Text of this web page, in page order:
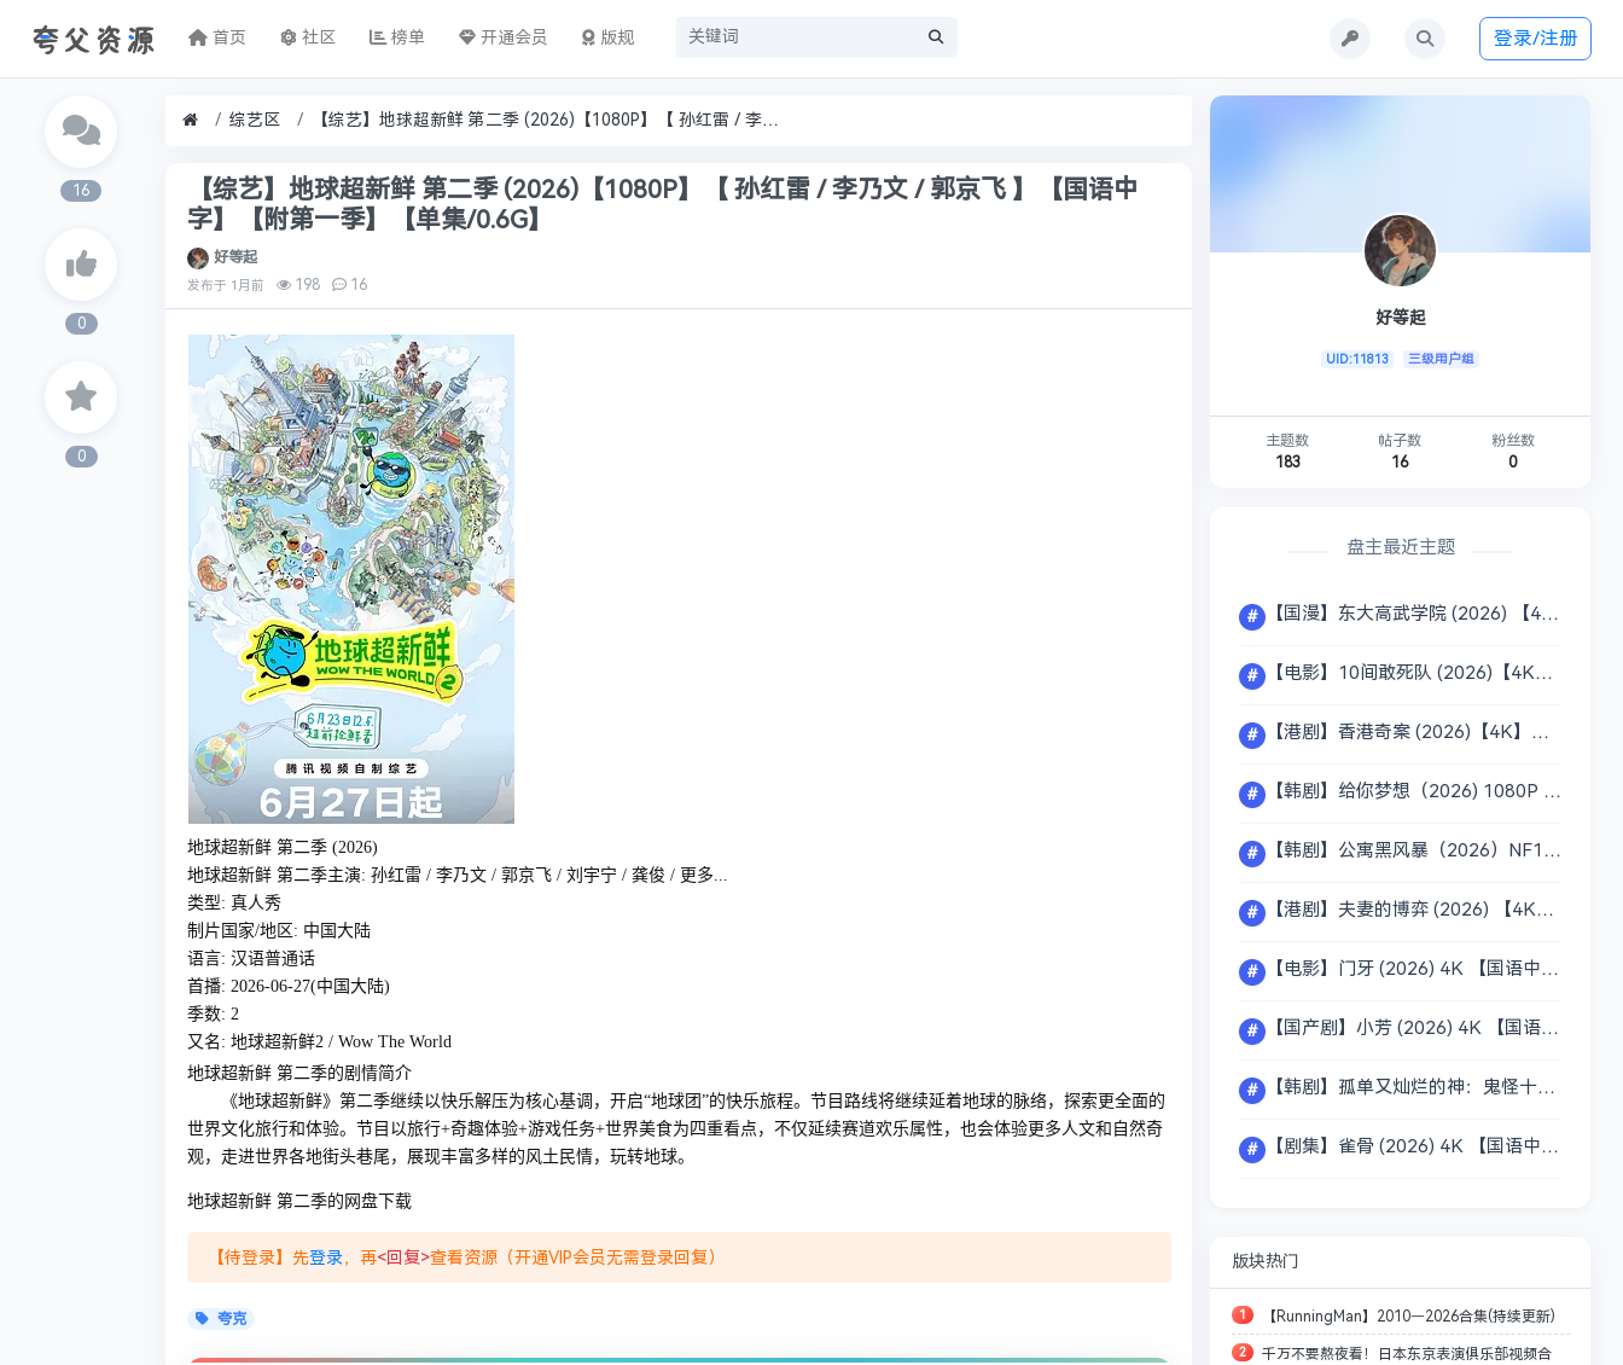
首页 社区 榜单 开通会员 版规 登录/注册
16
0
0
综艺区 【综艺】地球超新鲜 第二季 (2026)【1080P】【 孙红雷 / 李乃文 / 郭京飞 】【国语中字】【附第一季】【单集/0.6G】
【综艺】地球超新鲜 第二季 (2026)【1080P】【 孙红雷 / 李乃文 / 郭京飞 】【国语中
字】【附第一季】【单集/0.6G】
好等起
发布于 1月前 198 16
地球超新鲜 第二季 (2026)
地球超新鲜 第二季主演: 孙红雷 / 李乃文 / 郭京飞 / 刘宇宁 / 龚俊 / 更多...
类型: 真人秀
制片国家/地区: 中国大陆
语言: 汉语普通话
首播: 2026-06-27(中国大陆)
季数: 2
又名: 地球超新鲜2 / Wow The World
地球超新鲜 第二季的剧情简介
《地球超新鲜》第二季继续以快乐解压为核心基调，开启“地球团”的快乐旅程。节目路线将继续延着地球的脉络，探索更全面的
世界文化旅行和体验。节目以旅行+奇趣体验+游戏任务+世界美食为四重看点，不仅延续赛道欢乐属性，也会体验更多人文和自然奇
观，走进世界各地街头巷尾，展现丰富多样的风土民情，玩转地球。
地球超新鲜 第二季的网盘下载
【待登录】先登录，再<回复>查看资源（开通VIP会员无需登录回复）
夸克
好等起
UID:11813 三级用户组
主题数
183
帖子数
16
粉丝数
0
盘主最近主题
# 【国漫】东大高武学院 (2026) 【4K 】【国语中字】【动作 / 动画 / 奇幻】【单集/2.5G】
# 【电影】10间敢死队 (2026)【4K】【国语中字】【蒋龙 / 齐溪 / 杨超越】【剧情 / 喜剧】【20G】
# 【港剧】香港奇案 (2026)【4K】【国粤双语中字】【剧情 / 犯罪】【多版本/56G】
# 【韩剧】给你梦想（2026) 1080P 【韩语中字】【黄寅烨 / 李惠利】【喜剧 / 爱情】【单集/1.4G]
# 【韩剧】公寓黑风暴（2026）NF1080P 内封简中 【 池晟 / 河允庆 / 朴炳垠 】【单集/1.5G】
# 【港剧】夫妻的博弈 (2026) 【4K】 【国粤双语 】【高海宁 / 马国明 / 张颕康 】【单集/1G】
# 【电影】门牙 (2026) 4K 【国语中字 】【章宇 / 陈昊宇 / 周政杰】【10.7G】
# 【国产剧】小芳 (2026) 4K 【国语中字】 【王影璐 / 辛云来 / 王勉 】 【单集/2.3G】
# 【韩剧】孤单又灿烂的神：鬼怪十周年特辑 (2026) 【1080P】【 韩语中字】【4集全】【8.7G】
# 【剧集】雀骨 (2026) 4K 【国语中字】 【艾米 / 侯明昊 / 王以纶】【单集/1.5G】
版块热门
1 【RunningMan】2010—2026合集(持续更新)
[韩语中字][4k/1080]【1.4T】[夸/百]
2 千万不要熬夜看！日本东京表演俱乐部视频合